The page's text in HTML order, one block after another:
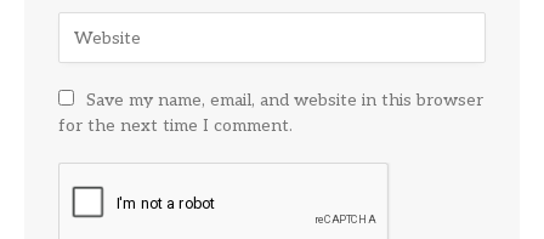
Save my name, email, and website in this browser
for the next time I comment.